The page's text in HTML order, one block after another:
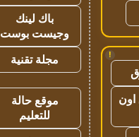
!
باك لينك
وجيست بوست
مجلة تقنية
موقع حالة
للتعليم